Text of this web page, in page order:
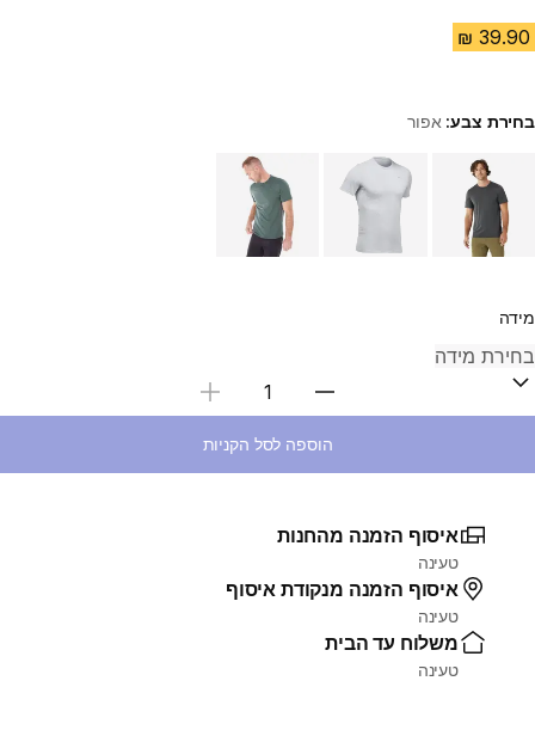
בחירת צבע: אפור
Choose a variant
מידה
בחירת כמות
הוספה לסל הקניות
איסוף הזמנה מהחנות
טעינה
איסוף הזמנה מנקודת איסוף
טעינה
משלוח עד הבית
טעינה